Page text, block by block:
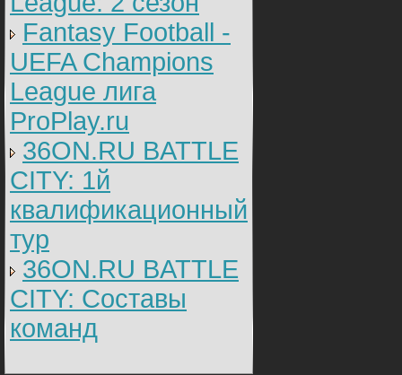
Fantasy Football -
UEFA Champions
League лига
ProPlay.ru
36ON.RU BATTLE
CITY: 1й
квалификационный
тур
36ON.RU BATTLE
CITY: Составы
команд